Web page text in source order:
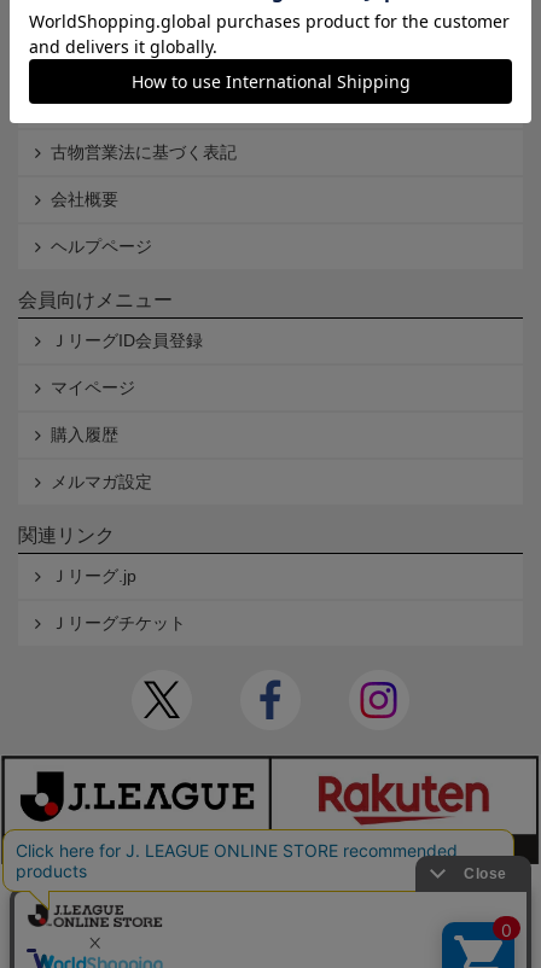
個人情報保護方針
Cookieポリシー
特定商取引法に基づく表記
古物営業法に基づく表記
会社概要
ヘルプページ
会員向けメニュー
ＪリーグID会員登録
マイページ
購入履歴
メルマガ設定
関連リンク
Ｊリーグ.jp
Ｊリーグチケット
本サイトで使用している文章・画像等の無断での複製・転載を禁止します。
© JAPAN PROFESSIONAL FOOTBALL LEAGUE Rakuten Group, Inc. ALL RIGHTS RE